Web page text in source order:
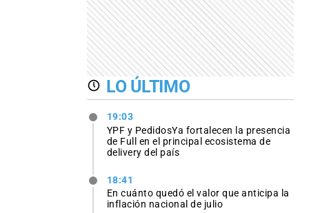
LO ÚLTIMO
19:03
YPF y PedidosYa fortalecen la presencia
de Full en el principal ecosistema de
delivery del país
18:41
En cuánto quedó el valor que anticipa la
inflación nacional de julio